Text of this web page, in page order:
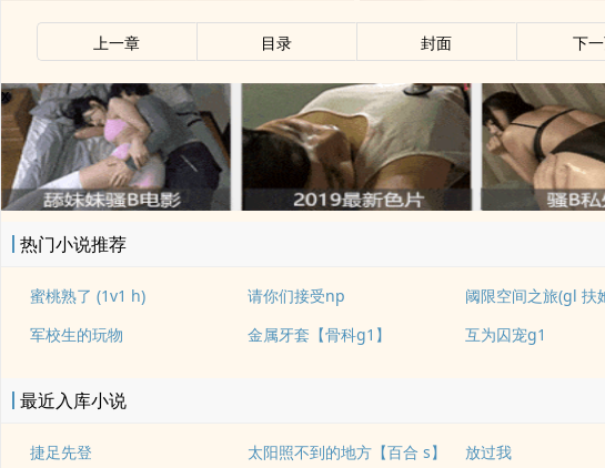
上一章 目录 封面 下
x
热门小说推荐
蜜桃熟了 (1v1 h) 请你们接受np
阈限空间之旅(gl 扶
军校生的玩物
金属牙套【骨科g1】 互为囚宠g1
最近入库小说
捷足先登 太阳照不到的地方【百合 s】 放过我